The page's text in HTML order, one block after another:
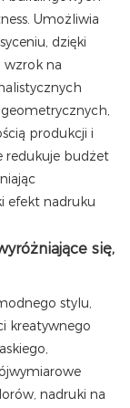
Umożliwia
dzięki
wzrok na
produkcji i
redukuje budżet
efekt nadruku
się,
stylu,
kreatywnego
nadruki na